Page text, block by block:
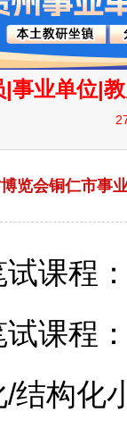
览会铜仁市事
课程
课程
结构化